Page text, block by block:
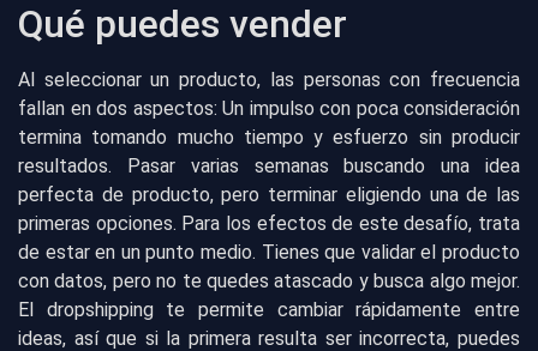
Qué puedes vender
Al seleccionar un producto, las personas con frecuencia
fallan en dos aspectos: Un impulso con poca consideración
termina tomando mucho tiempo y esfuerzo sin producir
resultados. Pasar varias semanas buscando una idea
perfecta de producto, pero terminar eligiendo una de las
primeras opciones. Para los efectos de este desafío, trata
de estar en un punto medio. Tienes que validar el producto
con datos, pero no te quedes atascado y busca algo mejor.
El dropshipping te permite cambiar rápidamente entre
ideas, así que si la primera resulta ser incorrecta, puedes